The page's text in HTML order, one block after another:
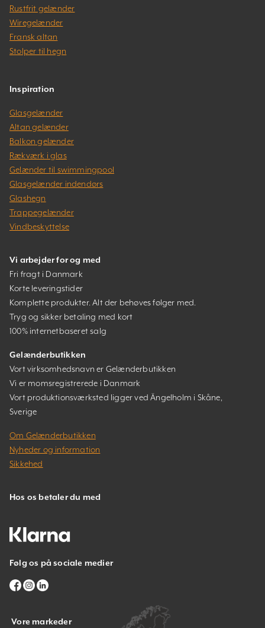
Rustfrit gelænder
Wiregelænder
Fransk altan
Stolper til hegn
Inspiration
Glasgelænder
Altan gelænder
Balkon gelænder
Rækværk i glas
Gelænder til swimmingpool
Glasgelænder indendørs
Glashegn
Trappegelænder
Vindbeskyttelse
Vi arbejder for og med
Fri fragt i Danmark
Korte leveringstider
Komplette produkter. Alt der behøves følger med.
Tryg og sikker betaling med kort
100% internetbaseret salg
Gelænderbutikken
Vort virksomhedsnavn er Gelænderbutikken
Vi er momsregistrerede i Danmark
Vort produktionsværksted ligger ved Ängelholm i Skåne,
Sverige
Om Gelænderbutikken
Nyheder og information
Sikkehed
Hos os betaler du med
Følg os på sociale medier
Vore markeder